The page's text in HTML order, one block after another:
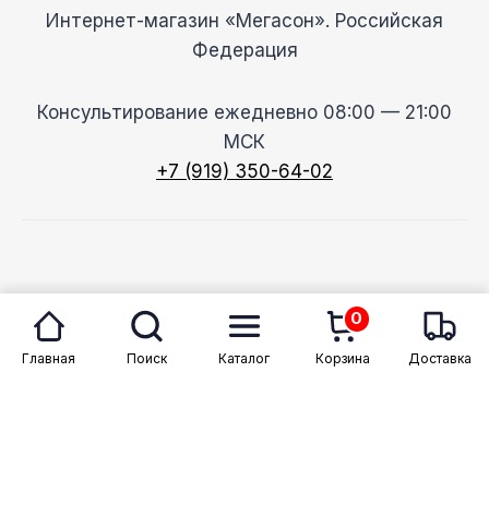
Интернет-магазин «Мегасон». Российская
Федерация
Консультирование ежедневно 08:00 — 21:00
МСК
+7 (919) 350-64-02
© 2026 Megason
Главная Поиск Каталог
0
Корзина Доставка